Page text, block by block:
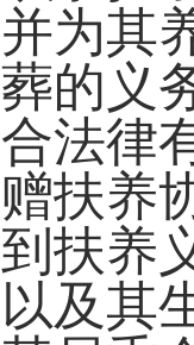
并为其
葬的义
合法律
赠扶养
到扶养
以及其